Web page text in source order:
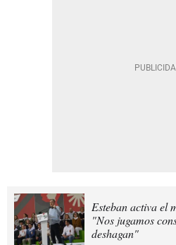
Esteban activa el
"Nos jugamos
deshagan"